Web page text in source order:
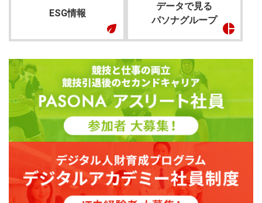
ESG情報
データで見る
パソナグループ